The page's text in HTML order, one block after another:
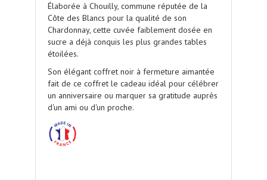
Élaborée à Chouilly, commune réputée de la
Côte des Blancs pour la qualité de son
Chardonnay, cette cuvée faiblement dosée en
sucre a déjà conquis les plus grandes tables
étoilées.
Son élégant coffret noir à fermeture aimantée
fait de ce coffret le cadeau idéal pour célébrer
un anniversaire ou marquer sa gratitude auprès
d'un ami ou d'un proche.